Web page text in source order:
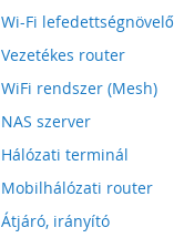
Wi-Fi lefedettségnövelő
Vezetékes router
WiFi rendszer (Mesh)
NAS szerver
Hálózati terminál
Mobilhálózati router
Átjáró, irányító